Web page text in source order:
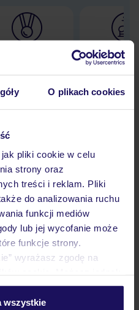
O plikach cookies
pliki cookie w celu
strony oraz
treści i reklam. Pliki
do analizowania ruchu
funkcji mediów
lub jej wycofanie może
funkcje strony.
wyrażasz zgodę na
w zakładkę
wszystkie
30 lat w